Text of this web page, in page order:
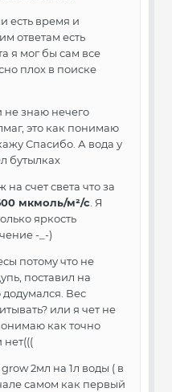
есть время и
ответам есть
я мог бы сам все
плох в поиске
не знаю нечего
это как понимаю
Спасибо. А вода у
бутылках
счет света что за
мкмоль/м²/с. Я
яркость
-_-)
потому что не
поставил на
Вес
или я чет не
как точно
нет(((
2мл на 1л воды ( в
самом как первый